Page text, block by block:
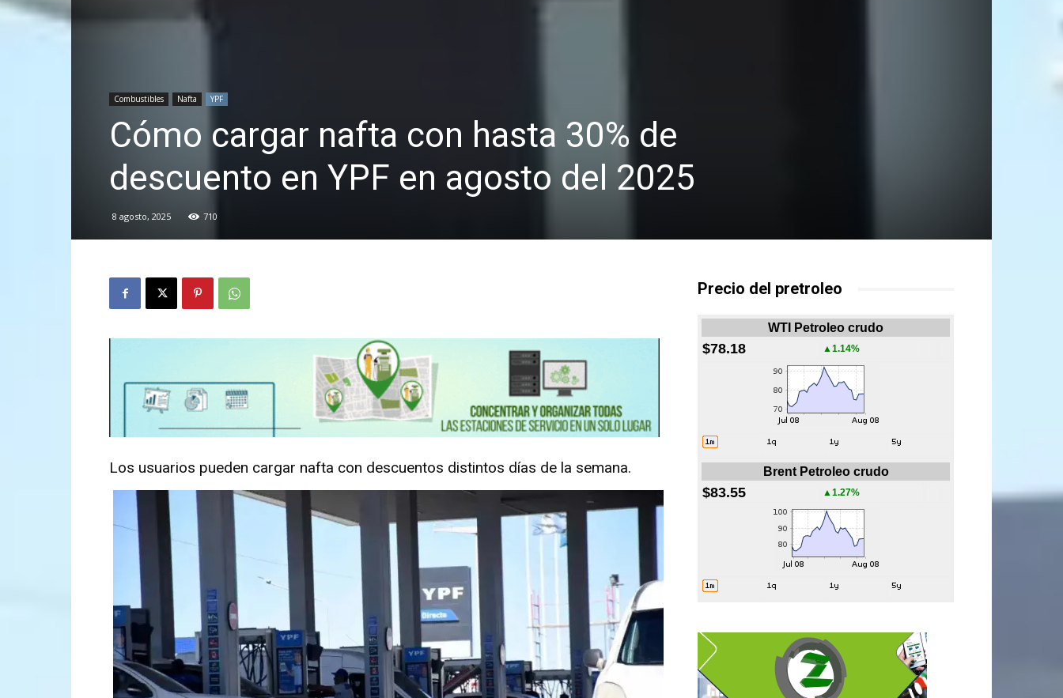
Combustibles Nafta YPF
Cómo cargar nafta con hasta 30% de
descuento en YPF en agosto del 2025
8 agosto, 2025 710
Los usuarios pueden cargar nafta con descuentos distintos días de la semana.
Precio del pretroleo
WTI Petroleo crudo
$78.18 ▲1.14%
Brent Petroleo crudo
$83.55 ▲1.27%